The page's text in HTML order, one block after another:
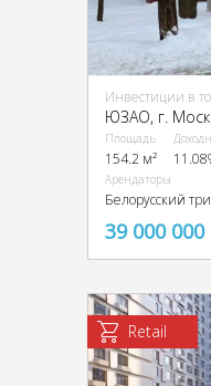
Инвестиции в
Площадь
154.2 м²
Арендаторы
Белорусский
39 000 000
Retail